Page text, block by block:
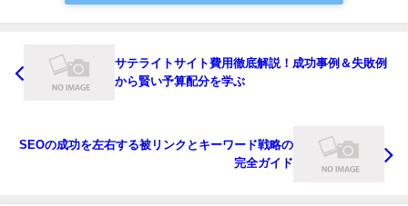
サテライトサイト費用徹底解説！成功事例＆失敗例
から賢い予算配分を学ぶ
SEOの成功を左右する被リンクとキーワード戦略の
完全ガイド